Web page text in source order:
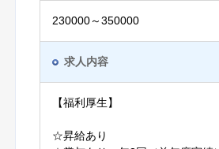
230000～350000
求人内容
【福利厚生】
☆昇給あり